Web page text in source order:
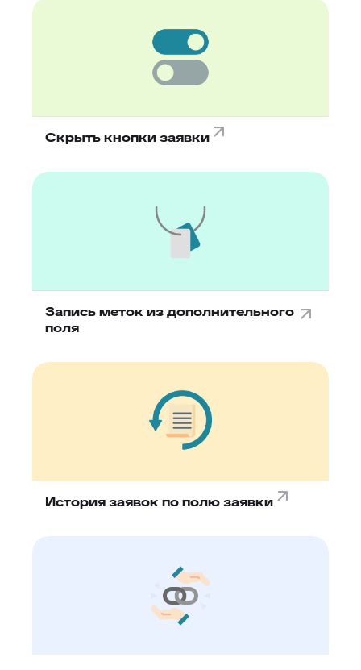
Скрыть кнопки заявки
Запись меток из дополнительного
поля
История заявок по полю заявки